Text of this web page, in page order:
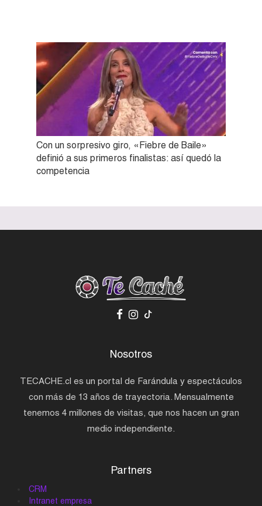
Con un sorpresivo giro, «Fiebre de Baile»
definió a sus primeros finalistas: así quedó la
competencia
Nosotros
TECACHE.cl es un portal de Farándula y espectáculos
con más de 13 años de trayectoria. Mensualmente
tenemos 4 millones de visitas, que nos hacen un gran
medio independiente.
Partners
CRM
Intranet empresa